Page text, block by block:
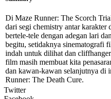
Di Maze Runner: The Scorch
dari segi chemistry antar karakter
bertele-tele dengan adegan lari
begitu, setidaknya sinematografi
indah untuk dilihat dan
film masih membuat kita
dan kawan-kawan selanjutnya di
Runner: The Death Cure.
Twitter